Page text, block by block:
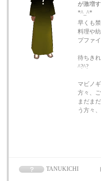
が激増
*^_^*
早くも
料理や
プファ
待ちき
^?^?
マビノ
方々、
まだま
う方々
TANUKICHI